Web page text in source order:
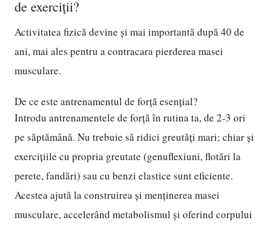
de exerciții?
Activitatea fizică devine și mai importantă după 40 de
ani, mai ales pentru a contracara pierderea masei
musculare.
De ce este antrenamentul de forță esențial?
Introdu antrenamentele de forță în rutina ta, de 2-3 ori
pe săptămână. Nu trebuie să ridici greutăți mari; chiar și
exercițiile cu propria greutate (genuflexiuni, flotări la
perete, fandări) sau cu benzi elastice sunt eficiente.
Acestea ajută la construirea și menținerea masei
musculare, accelerând metabolismul și oferind corpului